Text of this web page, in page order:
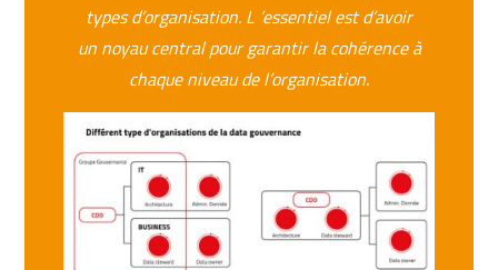
types d’organisation. L ’essentiel est d’avoir
un noyau central pour garantir la cohérence à
chaque niveau de l’organisation.